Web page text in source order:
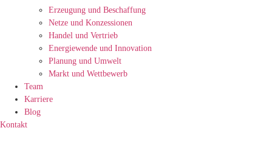
Erzeugung und Beschaffung
Netze und Konzessionen
Handel und Vertrieb
Energiewende und Innovation
Planung und Umwelt
Markt und Wettbewerb
Team
Karriere
Blog
Kontakt